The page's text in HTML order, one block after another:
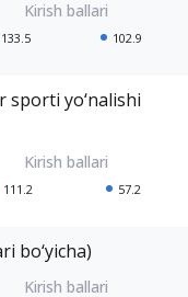
133.5 102.9
sporti yo‘nalishi
111.2 57.2
bo‘yicha)